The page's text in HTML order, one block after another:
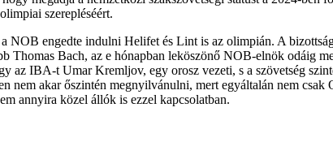
szerepléséért.
NOB engedte indulni Helifet és Lint is az olimpián. A
Bach, az e hónapban leköszönő NOB-elnök odáig
az IBA-t Umar Kremljov, egy orosz vezeti, s a szövetség
nem akar őszintén megnyilvánulni, mert egyáltalán nem
annyira közel állók is ezzel kapcsolatban.